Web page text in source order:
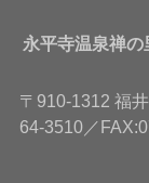
永平寺温泉禅の
〒910-1312 福
64-3510／